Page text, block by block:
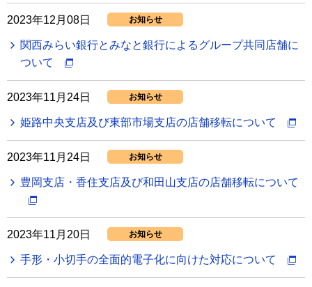
2023年12月08日 お知らせ
関西みらい銀行とみなと銀行によるグループ共同店舗に
ついて
2023年11月24日 お知らせ
姫路中央支店及び東部市場支店の店舗移転について
2023年11月24日 お知らせ
豊岡支店・香住支店及び和田山支店の店舗移転について
2023年11月20日 お知らせ
手形・小切手の全面的電子化に向けた対応について